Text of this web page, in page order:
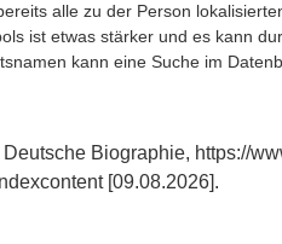
alle zu der Person
ist etwas stärker und es kann
kann eine Suche im
Biographie, https://
[09.08.2026].